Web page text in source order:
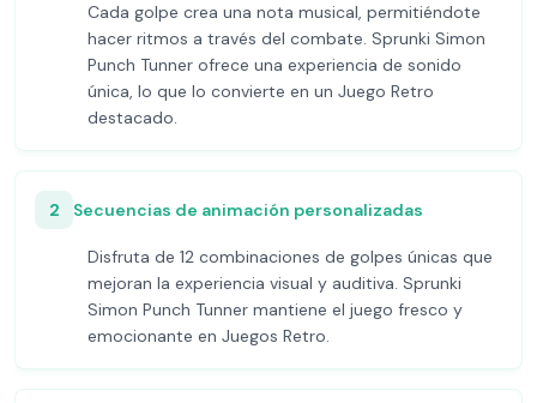
Cada golpe crea una nota musical, permitiéndote
hacer ritmos a través del combate. Sprunki Simon
Punch Tunner ofrece una experiencia de sonido
única, lo que lo convierte en un Juego Retro
destacado.
2 Secuencias de animación personalizadas
Disfruta de 12 combinaciones de golpes únicas que
mejoran la experiencia visual y auditiva. Sprunki
Simon Punch Tunner mantiene el juego fresco y
emocionante en Juegos Retro.